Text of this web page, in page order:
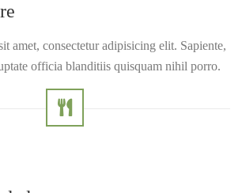
amet, consectetur adipisicing elit. Sapiente,
officia blanditiis quisquam nihil porro.